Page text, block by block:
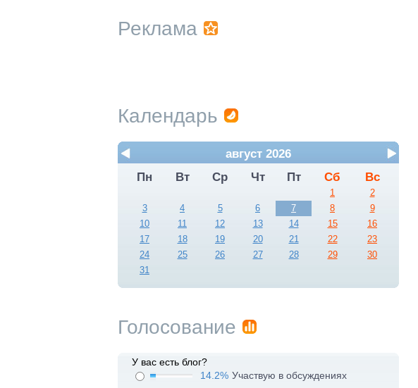
Реклама
Календарь
август 2026
Пн
Вт Ср Чт Пт Сб Вс
1
2
3
4 5 6 7 8
9
10
11 12 13 14 15
16
17
18 19 20 21 22
23
24
25 26 27 28 29
30
31
Голосование
У вас есть блог?
14.2% Участвую в обсуждениях